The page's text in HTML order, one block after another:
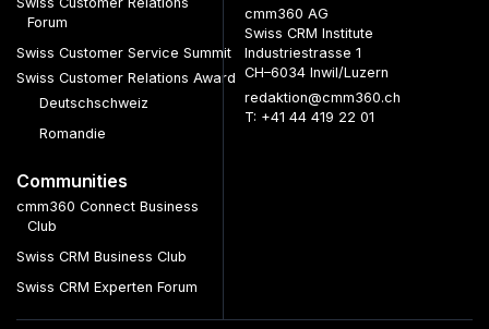
Forum
Swiss Customer Service Summit
Swiss Customer Relations Award
Deutschschweiz
Romandie
Communities
cmm360 Connect Business
Club
Swiss CRM Business Club
Swiss CRM Experten Forum
cmm360 AG
Swiss CRM Institute
Industriestrasse 1
CH–6034 Inwil/Luzern
redaktion@cmm360.ch
T: +41 44 419 22 01